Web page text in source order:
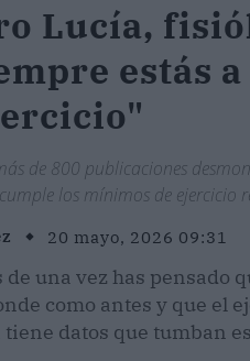
Lucía,
estás
de 800 publicaciones
los mínimos de ejercicio
20 mayo, 2026 09:31
de una vez has pensado
como antes y que el
datos que tumban